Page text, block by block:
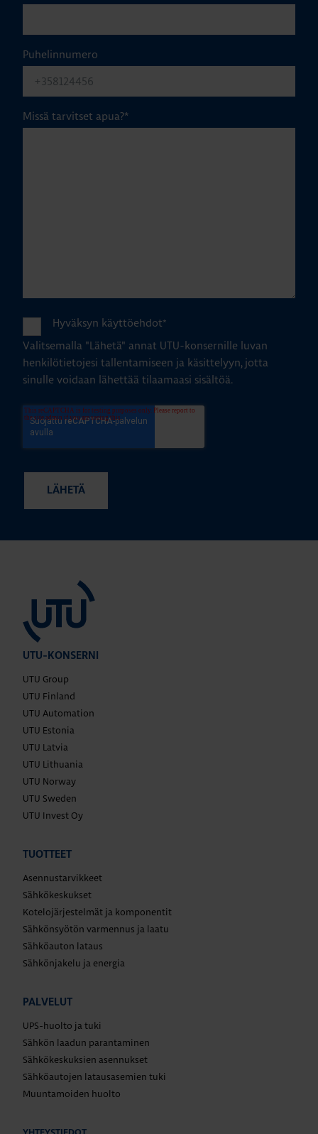
Puhelinnumero
Missä tarvitset apua?*
Hyväksyn käyttöehdot*
Valitsemalla "Lähetä" annat UTU-konsernille luvan
henkilötietojesi tallentamiseen ja käsittelyyn, jotta
sinulle voidaan lähettää tilaamaasi sisältöä.
UTU-KONSERNI
UTU Group
UTU Finland
UTU Automation
UTU Estonia
UTU Latvia
UTU Lithuania
UTU Norway
UTU Sweden
UTU Invest Oy
TUOTTEET
Asennustarvikkeet
Sähkökeskukset
Kotelojärjestelmät ja komponentit
Sähkönsyötön varmennus ja laatu
Sähköauton lataus
Sähkönjakelu ja energia
PALVELUT
UPS-huolto ja tuki
Sähkön laadun parantaminen
Sähkökeskuksien asennukset
Sähköautojen latausasemien tuki
Muuntamoiden huolto